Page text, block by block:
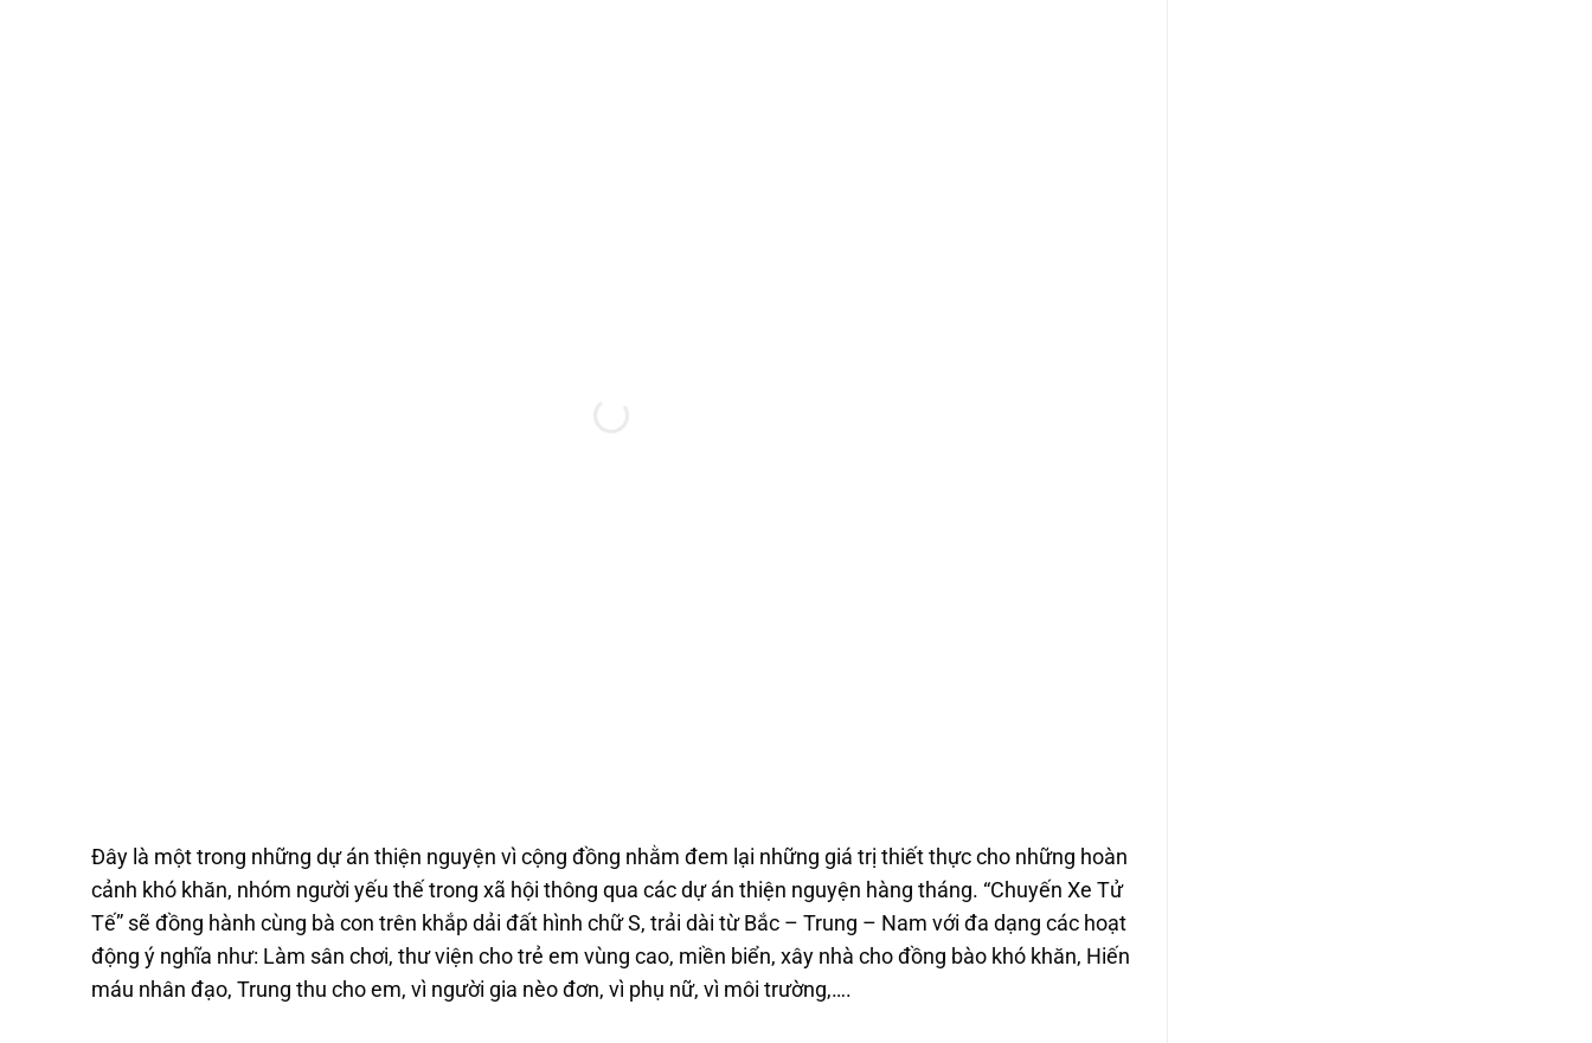
Đây là một trong những dự án thiện nguyện vì cộng đồng nhằm đem lại những giá trị thiết thực cho những hoàn
cảnh khó khăn, nhóm người yếu thế trong xã hội thông qua các dự án thiện nguyện hàng tháng. “Chuyến Xe Tử
Tế” sẽ đồng hành cùng bà con trên khắp dải đất hình chữ S, trải dài từ Bắc – Trung – Nam với đa dạng các hoạt
động ý nghĩa như: Làm sân chơi, thư viện cho trẻ em vùng cao, miền biển, xây nhà cho đồng bào khó khăn, Hiến
máu nhân đạo, Trung thu cho em, vì người gia nèo đơn, vì phụ nữ, vì môi trường,….